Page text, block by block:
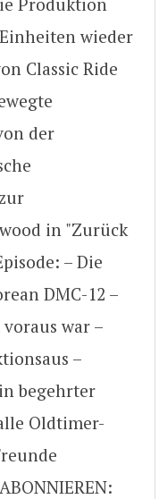
wieder
Classic Ride
der
in "Zurück
– Die
DMC-12 –
war –
–
begehrter
Oldtimer-